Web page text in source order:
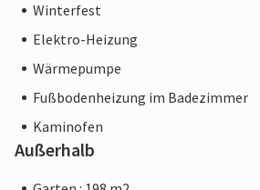
Winterfest
Elektro-Heizung
Wärmepumpe
Fußbodenheizung im Badezimmer
Kaminofen
Außerhalb